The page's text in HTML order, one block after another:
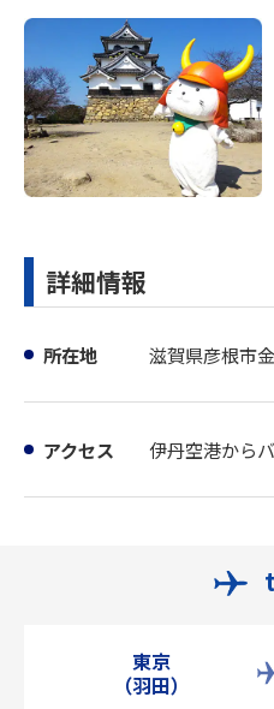
詳細情報
所在地 滋賀県彦根市
アクセス 伊丹空港から
東京
（羽田）